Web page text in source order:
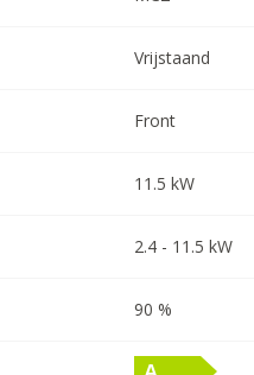
Vrijstaand
Front
11.5 kW
2.4 - 11.5 kW
90 %